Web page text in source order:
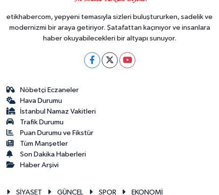
etikhabercom, yepyeni temasıyla sizleri buluştururken, sadelik ve
modernizmi bir araya getiriyor. Şatafattan kaçınıyor ve insanlara
haber okuyabilecekleri bir altyapı sunuyor.
Nöbetçi Eczaneler
Hava Durumu
İstanbul Namaz Vakitleri
Trafik Durumu
Puan Durumu ve Fikstür
Tüm Manşetler
Son Dakika Haberleri
Haber Arşivi
SİYASET GÜNCEL SPOR EKONOMİ